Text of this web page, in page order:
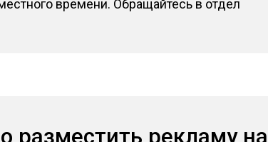
времени. Обращайтесь в отдел
разместить рекламу на